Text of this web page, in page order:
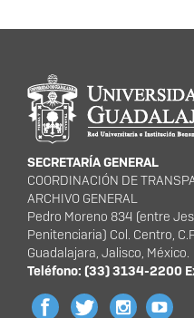
Información del
SECRETARÍA GENERAL
COORDINACIÓN DE
ARCHIVO GENERAL
Pedro Moreno 834 (entre
Penitenciaria) Col. Centro,
Guadalajara, Jalisco, México.
Teléfono: (33) 3134-2200